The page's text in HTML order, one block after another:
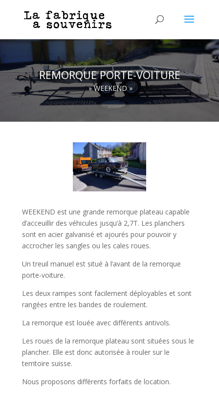
REMORQUE PORTE-VOITURE
» WEEKEND »
WEEKEND est une grande remorque plateau capable
d’acceuillir des véhicules jusqu’à 2,7T. Les planchers
sont en acier galvanisé et ajourés pour pouvoir y
accrocher les sangles ou les cales roues.
Un treuil manuel est situé à l’avant de la remorque
porte-voiture.
Les deux rampes sont facilement déployables et sont
rangées entre les bandes de roulement.
La remorque est louée avec différents antivols.
Les roues de la remorque plateau sont situées sous le
plancher. Elle est donc autorisée à rouler sur le
territoire suisse.
Nous proposons différents forfaits de location.